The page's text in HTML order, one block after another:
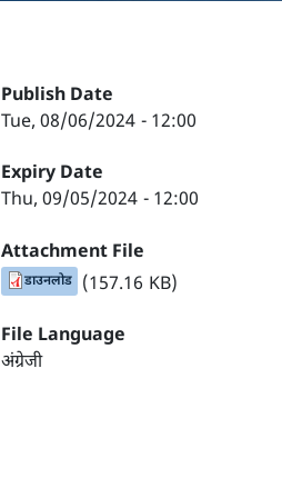
Publish Date
Tue, 08/06/2024 - 12:00
Expiry Date
Thu, 09/05/2024 - 12:00
Attachment File
डाउनलोड (157.16 KB)
File Language
अंग्रेजी